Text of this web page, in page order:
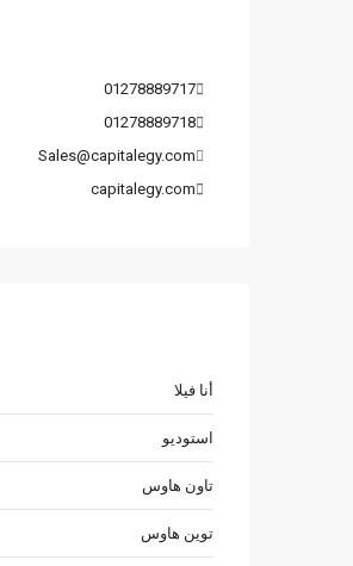
01278889717
01278889718
Sales@capitalegy.com
capitalegy.com
أنا فيلا
استوديو
تاون هاوس
توين هاوس